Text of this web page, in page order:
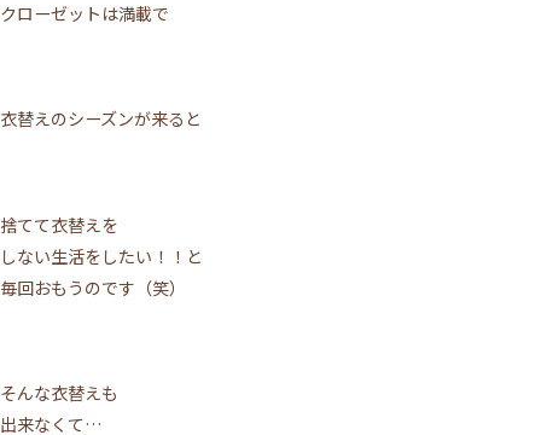
クローゼットは満載で
衣替えのシーズンが来ると
捨てて衣替えを
しない生活をしたい！！と
毎回おもうのです（笑）
そんな衣替えも
出来なくて…